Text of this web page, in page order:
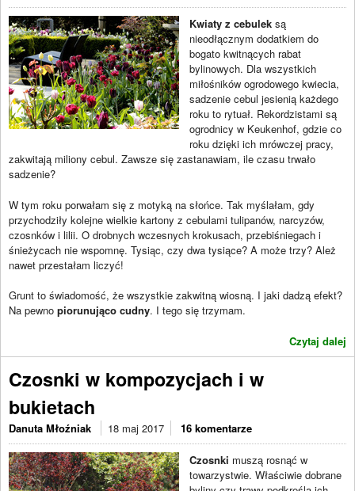
Kwiaty z cebulek są
nieodłącznym dodatkiem do
bogato kwitnących rabat
bylinowych. Dla wszystkich
miłośników ogrodowego kwiecia,
sadzenie cebul jesienią każdego
roku to rytuał. Rekordzistami są
ogrodnicy w Keukenhof, gdzie co
roku dzięki ich mrówczej pracy,
zakwitają miliony cebul. Zawsze się zastanawiam, ile czasu trwało
sadzenie?
W tym roku porwałam się z motyką na słońce. Tak myślałam, gdy
przychodziły kolejne wielkie kartony z cebulami tulipanów, narcyzów,
czosnków i lilii. O drobnych wczesnych krokusach, przebiśniegach i
śnieżycach nie wspomnę. Tysiąc, czy dwa tysiące? A może trzy? Ależ
nawet przestałam liczyć!
Grunt to świadomość, że wszystkie zakwitną wiosną. I jaki dadzą efekt?
Na pewno piorunująco cudny. I tego się trzymam.
Czytaj dalej
Czosnki w kompozycjach i w
bukietach
Danuta Młoźniak 18 maj 2017 16 komentarze
Czosnki muszą rosnąć w
towarzystwie. Właściwie dobrane